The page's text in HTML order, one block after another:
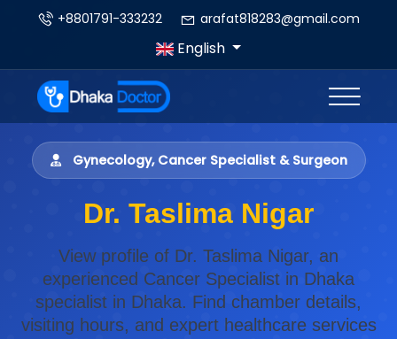
+8801791-333232 arafat818283@gmail.com
English
Gynecology, Cancer Specialist & Surgeon
Dr. Taslima Nigar
View profile of Dr. Taslima Nigar, an
experienced Cancer Specialist in Dhaka
specialist in Dhaka. Find chamber details,
visiting hours, and expert healthcare services